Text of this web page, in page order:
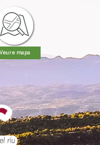
Veure mapa